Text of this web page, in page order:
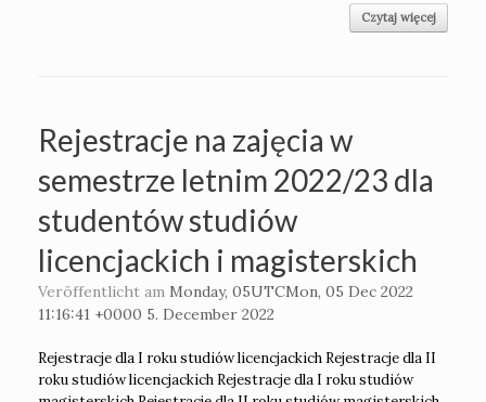
Czytaj więcej
Rejestracje na zajęcia w
semestrze letnim 2022/23 dla
studentów studiów
licencjackich i magisterskich
Veröffentlicht am Monday, 05UTCMon, 05 Dec 2022
11:16:41 +0000 5. December 2022
Rejestracje dla I roku studiów licencjackich Rejestracje dla II
roku studiów licencjackich Rejestracje dla I roku studiów